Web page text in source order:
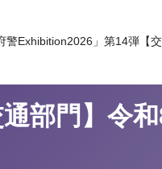
警Exhibition2026」第14弾【
部門】令